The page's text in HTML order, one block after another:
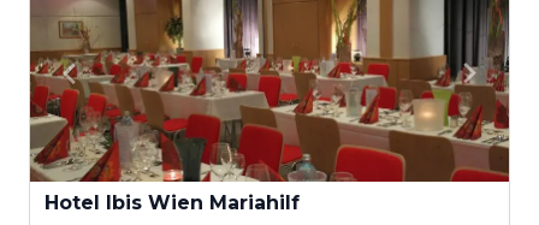
Hotel Ibis Wien Mariahilf